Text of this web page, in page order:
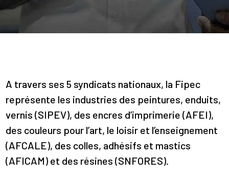
A travers ses 5 syndicats nationaux, la Fipec
représente les industries des peintures, enduits,
vernis (SIPEV), des encres d’imprimerie (AFEI),
des couleurs pour l’art, le loisir et l’enseignement
(AFCALE), des colles, adhésifs et mastics
(AFICAM) et des résines (SNFORES).